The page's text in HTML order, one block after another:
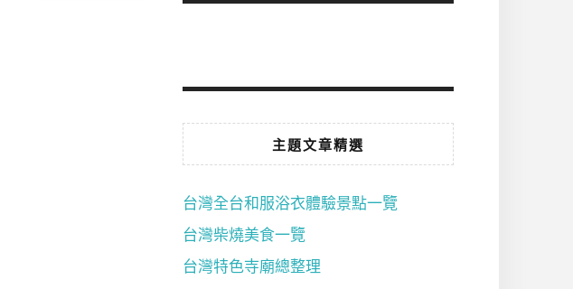
主題文章精選
台灣全台和服浴衣體驗景點一覽
台灣柴燒美食一覽
台灣特色寺廟總整理